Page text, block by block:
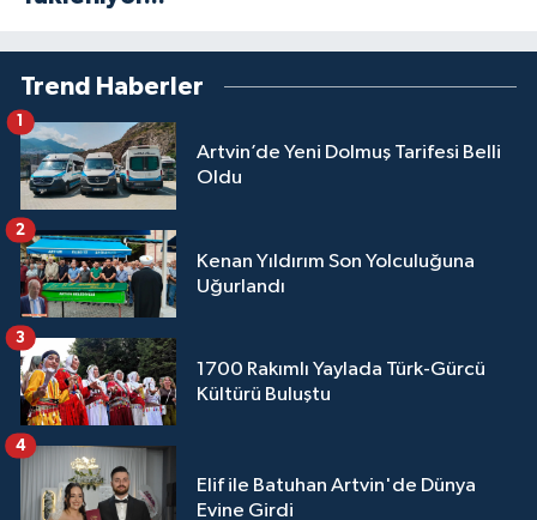
Trend Haberler
Artvin’de Yeni Dolmuş Tarifesi Belli
Oldu
1
Kenan Yıldırım Son Yolculuğuna
Uğurlandı
2
1700 Rakımlı Yaylada Türk-Gürcü
Kültürü Buluştu
3
Elif ile Batuhan Artvin'de Dünya
Evine Girdi
4